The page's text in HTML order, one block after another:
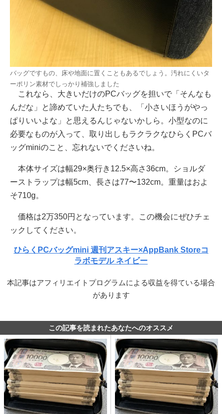
バッグですもの、床や地面に置くこともあるでしょう。汚れにくいタ
ーポリン素材でしっかり補強しました
これなら、大きいだけのPCバッグを担いで「そんなも
んだな」と諦めていた人たちでも、「小さいほうがやっ
ぱりいいよな」と思えるんじゃないかしら。小型なのに
必要なものが入って、取り出しもラクラクなひらくPCバ
ッグminiのこと、忘れないでくださいね。
本体サイズは幅29×奥行き12.5×高さ36cm。ショルダ
ーストラップは幅5cm、長さは77〜132cm。重量はおよ
そ710g。
価格は2万350円となっています。この機会にぜひチェ
ックしてください。
ひらくPCバッグmini 週刊アスキー×AppBank Storeコ
ラボモデル ネイビー
本記事はアフィリエイトプログラムによる収益を得ている場合
があります
この記事を読まれたあなたへのオススメ